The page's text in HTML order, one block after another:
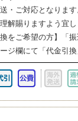
送・ご対応となりま
理解賜りますよう宜
換をご希望の方】「
ージ欄にて「代金引